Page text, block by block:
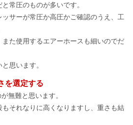
常圧のものが多いです。
サーが常圧か高圧かご確認のうえ、工
た使用するエアーホースも細いのでだ
思います。
を選定する
無難と思います。
それなりに高くなりますし、重さも結